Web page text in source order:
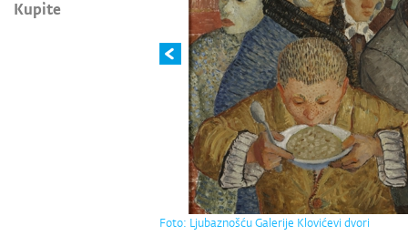
Kupite
Foto: Ljubaznošću Galerije Klovićevi dvori